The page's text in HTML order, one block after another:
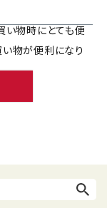
い物時にとても便
物が便利になり